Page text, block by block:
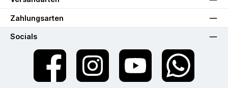
Zahlungsarten
Socials
Facebook Instagram YouTube WhatsApp